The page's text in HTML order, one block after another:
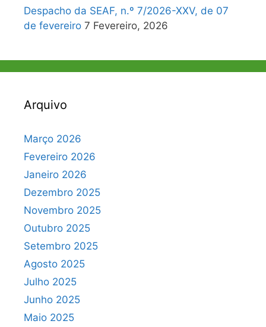
Despacho da SEAF, n.º 7/2026-XXV, de 07
de fevereiro 7 Fevereiro, 2026
Arquivo
Março 2026
Fevereiro 2026
Janeiro 2026
Dezembro 2025
Novembro 2025
Outubro 2025
Setembro 2025
Agosto 2025
Julho 2025
Junho 2025
Maio 2025